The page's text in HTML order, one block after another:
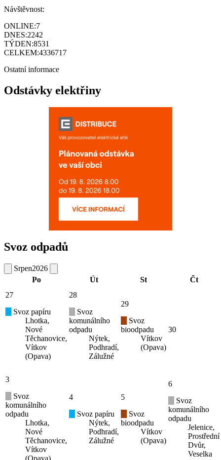
Návštěvnost:
ONLINE:7
DNES:2242
TÝDEN:8531
CELKEM:4336717
Ostatní informace
Odstávky elektřiny
Svoz odpadů
Srpen2026
Po
Út St
Čt
27
Svoz papíru
Lhotka,
Nové
Těchanovice,
Vítkov
(Opava)
28
Svoz
komunálního
odpadu
Nýtek,
Podhradí,
Zálužné
29
Svoz
bioodpadu
Vítkov
(Opava)
30
3
Svoz
komunálního
odpadu
Lhotka,
Nové
Těchanovice,
Vítkov
(Opava)
4
Svoz papíru
Nýtek,
Podhradí,
Zálužné
5
Svoz
bioodpadu
Vítkov
(Opava)
6
Svoz
komunálního
odpadu
Jelenice,
Prostřední
Dvůr,
Veselka